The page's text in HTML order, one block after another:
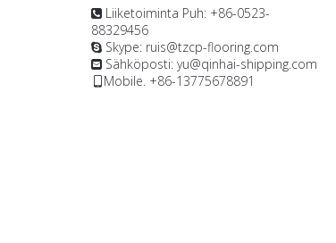
 Liiketoiminta Puh: +86-0523-
88329456
 Skype: ruis@tzcp-flooring.com
 Sähköposti: yu@qinhai-shipping.com
Mobile. +86-13775678891